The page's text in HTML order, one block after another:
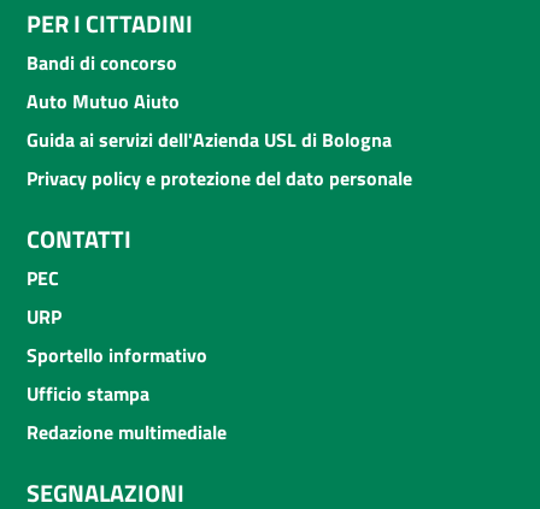
PER I CITTADINI
Bandi di concorso
Auto Mutuo Aiuto
Guida ai servizi dell'Azienda USL di Bologna
Privacy policy e protezione del dato personale
CONTATTI
PEC
URP
Sportello informativo
Ufficio stampa
Redazione multimediale
SEGNALAZIONI